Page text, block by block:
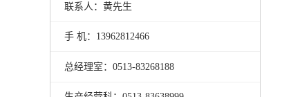
联系人：黄先生
手 机：13962812466
总经理室：0513-83268188